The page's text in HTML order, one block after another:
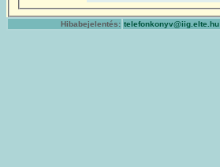
Hibabejelentés: telefonkonyv@iig.elte.hu